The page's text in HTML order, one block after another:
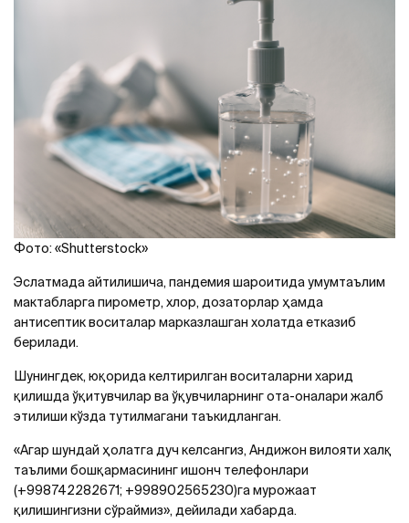
Фото: «Shutterstock»
Эслатмада айтилишича, пандемия шароитида умумтаълим
мактабларга пирометр, хлор, дозаторлар ҳамда
антисептик воситалар марказлашган холатда етказиб
берилади.
Шунингдек, юқорида келтирилган воситаларни харид
қилишда ўқитувчилар ва ўқувчиларнинг ота-оналари жалб
этилиши кўзда тутилмагани таъкидланган.
«Агар шундай ҳолатга дуч келсангиз, Андижон вилояти халқ
таълими бошқармасининг ишонч телефонлари
(+998742282671; +998902565230)га мурожаат
қилишингизни сўраймиз», дейилади хабарда.